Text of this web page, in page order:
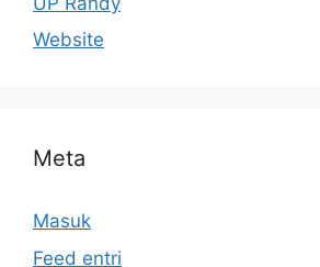
Website
Meta
Masuk
Feed entri